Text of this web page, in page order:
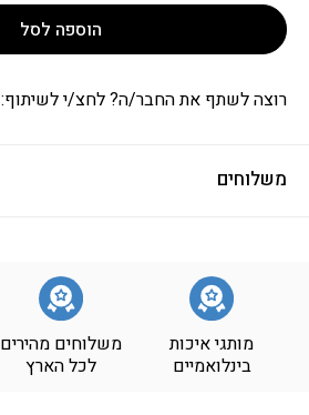
הוספה לסל
משלוחים
מותגי איכות
בינלואמיים
משלוחים מהירים
לכל הארץ
רוצה לשתף את החבר/ה? לחצ/י לשיתוף: